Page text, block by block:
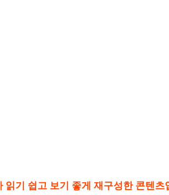
기 쉽고 보기 좋게 재구성한 콘텐츠